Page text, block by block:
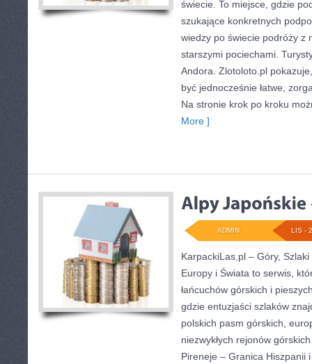
świecie. To miejsce, gdzie
szukające konkretnych
wiedzy po świecie podróży z
starszymi pociechami.
Andora. Zlotoloto.pl
być jednocześnie łatwe,
Na stronie krok po kroku
More ]
LIS -
ADMIN
KarpackiLas.pl – Góry,
Europy i Świata to serwis,
łańcuchów górskich i
gdzie entuzjaści szlaków
polskich pasm górskich,
niezwykłych rejonów
Pireneje – Granica Hiszpanii